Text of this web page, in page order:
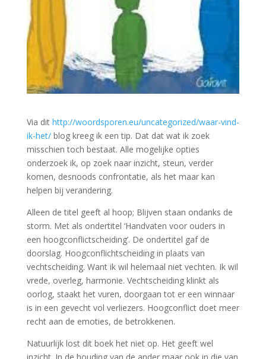
Via dit http://woordsporen.eu/uncategorized/waar-vind-
ik-het/blog kreeg ik een tip. Dat dat wat ik zoek
misschien toch bestaat. Alle mogelijke opties
onderzoek ik, op zoek naar inzicht, steun, verder
komen, desnoods confrontatie, als het maar kan
helpen bij verandering.
Alleen de titel geeft al hoop; Blijven staan ondanks de
storm. Met als ondertitel ‘Handvaten voor ouders in
een hoogconflictscheiding’. De ondertitel gaf de
doorslag. Hoogconflichtscheiding in plaats van
vechtscheiding. Want ik wil helemaal niet vechten. Ik wil
vrede, overleg, harmonie. Vechtscheiding klinkt als
oorlog, staakt het vuren, doorgaan tot er een winnaar
is in een gevecht vol verliezers. Hoogconflict doet meer
recht aan de emoties, de betrokkenen.
Natuurlijk lost dit boek het niet op. Het geeft wel